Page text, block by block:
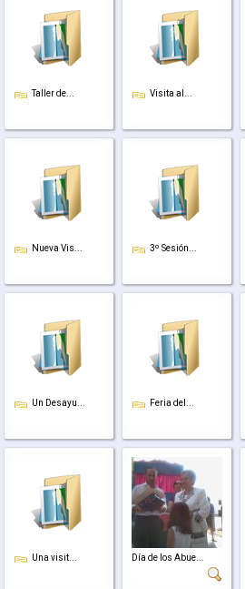
Taller de... Visita al...
Nueva Vis... 3º Sesión...
Un Desayu... Feria del...
Una visit... Día de los Abue...